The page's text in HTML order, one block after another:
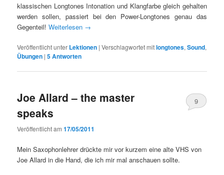
klassischen Longtones Intonation und Klangfarbe gleich gehalten
werden sollen, passiert bei den Power-Longtones genau das
Gegenteil!Weiterlesen →
Veröffentlicht unter Lektionen |Verschlagwortet mitlongtones,Sound,
Übungen |5Antworten
Joe Allard – the master
speaks
Veröffentlicht am17/05/2011
9
Mein Saxophonlehrer drückte mir vor kurzem eine alte VHS von
Joe Allard in die Hand, die ich mir mal anschauen sollte.